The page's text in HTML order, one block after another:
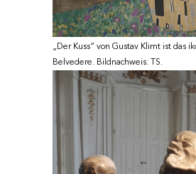
„Der Kuss“ von Gustav Klimt ist das
Belvedere. Bildnachweis: TS.